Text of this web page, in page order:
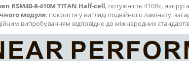
RSM40-8-410M TITAN Half-cell, потужність 410Вт,
модуля: покриття у вигляді подвійного ламінату,
випробуванням відповідно до міжнародних